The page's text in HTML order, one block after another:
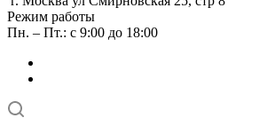
Режим работы
Пн. – Пт.: с 9:00 до 18:00